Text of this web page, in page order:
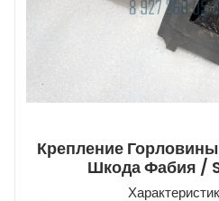
Крепление
Шкода Фабия /